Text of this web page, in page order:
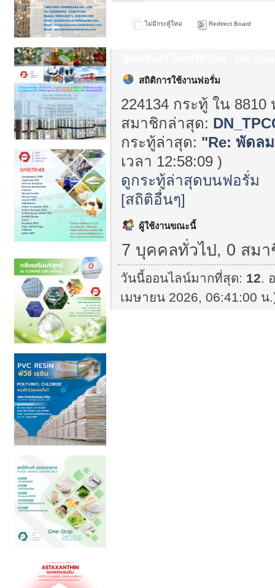
ไม่มีกระทู้ใหม่ Redirect Board
สถิติการใช้งานฟอรั่ม
224134 กระทู้ ใน
สมาชิกล่าสุด:
กระทู้ล่าสุด: "Re: พัดล
เวลา 12:58:09 )
ดูกระทู้ล่าสุดบนฟอรั่ม
[สถิติอื่นๆ]
ผู้ใช้งานขณะนี้
7 บุคคลทั่วไป, 0 สม
วันนี้ออนไลน์มากที่สุด: 12.
เมษายน 2026, 06:41:00 น